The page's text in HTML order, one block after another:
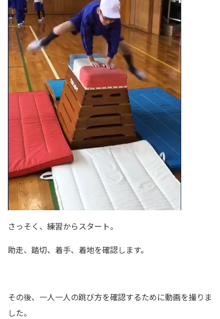
さっそく、練習からスタート。
助走、踏切、着手、着地を確認します。
その後、一人一人の跳び方を確認するために動画を撮りま
した。